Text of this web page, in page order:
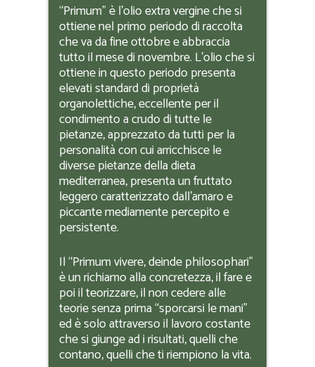
“Primum” è l’olio extra vergine che si
ottiene nel primo periodo di raccolta
che va da fine ottobre e abbraccia
tutto il mese di novembre. L’olio che si
ottiene in questo periodo presenta
elevati standard di proprietà
organolettiche, eccellente per il
condimento a crudo di tutte le
pietanze, apprezzato da tutti per la
personalità con cui arricchisce le
diverse pietanze della dieta
mediterranea, presenta un fruttato
leggero caratterizzato dall’amaro e
piccante mediamente percepito e
persistente.
Il “Primum vivere, deinde philosophari”
è un richiamo alla concretezza, il fare e
poi il teorizzare, il non cedere alle
teorie senza prima “sporcarsi le mani”
ed è solo attraverso il lavoro costante
che si giunge ad i risultati, quelli che
contano, quelli che ti riempiono la vita.